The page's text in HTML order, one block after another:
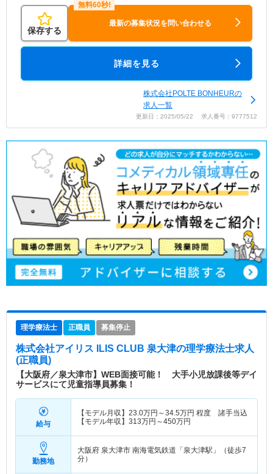
保存する
最新の募集状況を問い合わせる
詳細を見る
株式会社POLTE BONHEURの
求人一覧
更新日：2025/05/22 求人番号：9777512
理学療法士 正職員 募集停止
株式会社アイリス ILIS CLUB 泉大津の理学療法士求人
(正職員)
【大阪府／泉大津市】WEB面接可能！ 大手小児放課後等デイ
サービスにて児童指導員募集！
給与
【モデル月収】 23.0万円～34.5万円 程度 諸手当込
【モデル年収】 313万円～450万円
勤務地
大阪府 泉大津市 南海電気鉄道「泉大津駅」（徒歩7
分）